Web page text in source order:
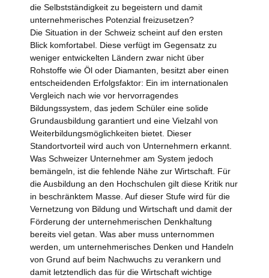
die Selbstständigkeit zu begeistern und damit
unternehmerisches Potenzial freizusetzen?
Die Situation in der Schweiz scheint auf den ersten
Blick komfortabel. Diese verfügt im Gegensatz zu
weniger entwickelten Ländern zwar nicht über
Rohstoffe wie Öl oder Diamanten, besitzt aber einen
entscheidenden Erfolgsfaktor: Ein im internationalen
Vergleich nach wie vor hervorragendes
Bildungssystem, das jedem Schüler eine solide
Grundausbildung garantiert und eine Vielzahl von
Weiterbildungsmöglichkeiten bietet. Dieser
Standortvorteil wird auch von Unternehmern erkannt.
Was Schweizer Unternehmer am System jedoch
bemängeln, ist die fehlende Nähe zur Wirtschaft. Für
die Ausbildung an den Hochschulen gilt diese Kritik nur
in beschränktem Masse. Auf dieser Stufe wird für die
Vernetzung von Bildung und Wirtschaft und damit der
Förderung der unternehmerischen Denkhaltung
bereits viel getan. Was aber muss unternommen
werden, um unternehmerisches Denken und Handeln
von Grund auf beim Nachwuchs zu verankern und
damit letztendlich das für die Wirtschaft wichtige